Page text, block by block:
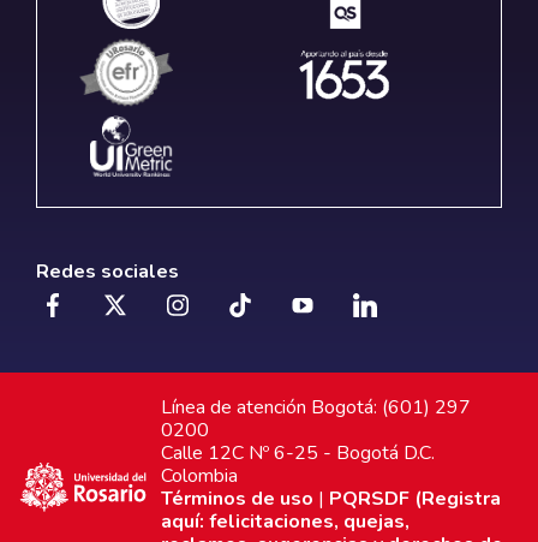
Redes sociales
Línea de atención Bogotá: (601) 297
0200
Calle 12C Nº 6-25 - Bogotá D.C.
Colombia
Términos de uso | PQRSDF (Registra
aquí: felicitaciones, quejas,